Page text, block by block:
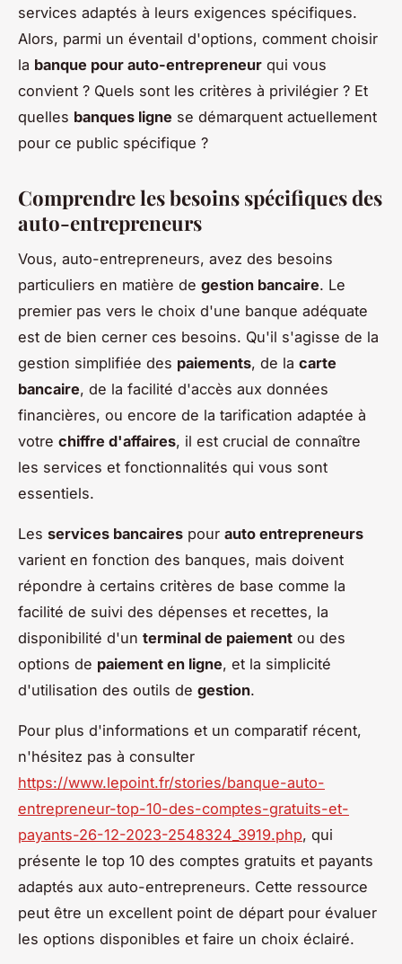
services adaptés à leurs exigences spécifiques.
Alors, parmi un éventail d'options, comment choisir
la banque pour auto-entrepreneur qui vous
convient ? Quels sont les critères à privilégier ? Et
quelles banques ligne se démarquent actuellement
pour ce public spécifique ?
Comprendre les besoins spécifiques des
auto-entrepreneurs
Vous, auto-entrepreneurs, avez des besoins
particuliers en matière de gestion bancaire. Le
premier pas vers le choix d'une banque adéquate
est de bien cerner ces besoins. Qu'il s'agisse de la
gestion simplifiée des paiements, de la carte
bancaire, de la facilité d'accès aux données
financières, ou encore de la tarification adaptée à
votre chiffre d'affaires, il est crucial de connaître
les services et fonctionnalités qui vous sont
essentiels.
Les services bancaires pour auto entrepreneurs
varient en fonction des banques, mais doivent
répondre à certains critères de base comme la
facilité de suivi des dépenses et recettes, la
disponibilité d'un terminal de paiement ou des
options de paiement en ligne, et la simplicité
d'utilisation des outils de gestion.
Pour plus d'informations et un comparatif récent,
n'hésitez pas à consulter
https://www.lepoint.fr/stories/banque-auto-
entrepreneur-top-10-des-comptes-gratuits-et-
payants-26-12-2023-2548324_3919.php, qui
présente le top 10 des comptes gratuits et payants
adaptés aux auto-entrepreneurs. Cette ressource
peut être un excellent point de départ pour évaluer
les options disponibles et faire un choix éclairé.